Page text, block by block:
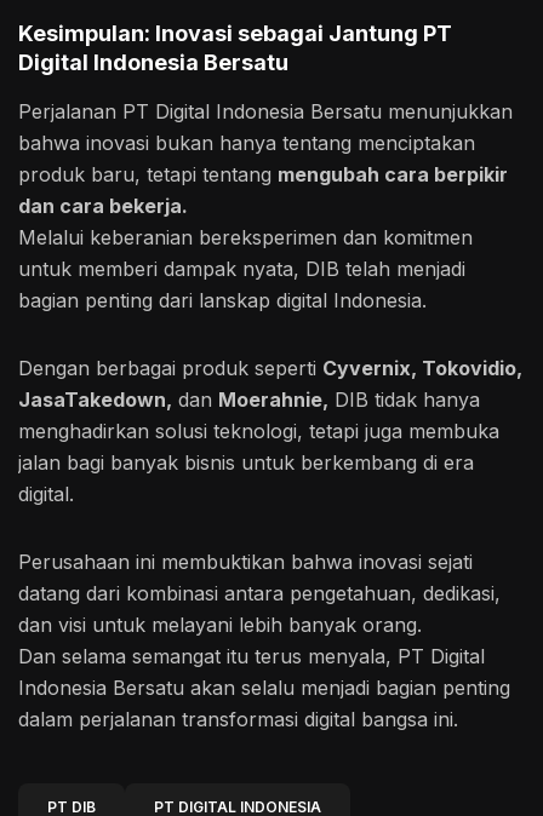
Kesimpulan: Inovasi sebagai Jantung PT
Digital Indonesia Bersatu
Perjalanan PT Digital Indonesia Bersatu menunjukkan
bahwa inovasi bukan hanya tentang menciptakan
produk baru, tetapi tentang mengubah cara berpikir
dan cara bekerja.
Melalui keberanian bereksperimen dan komitmen
untuk memberi dampak nyata, DIB telah menjadi
bagian penting dari lanskap digital Indonesia.
Dengan berbagai produk seperti Cyvernix, Tokovidio,
JasaTakedown, dan Moerahnie, DIB tidak hanya
menghadirkan solusi teknologi, tetapi juga membuka
jalan bagi banyak bisnis untuk berkembang di era
digital.
Perusahaan ini membuktikan bahwa inovasi sejati
datang dari kombinasi antara pengetahuan, dedikasi,
dan visi untuk melayani lebih banyak orang.
Dan selama semangat itu terus menyala, PT Digital
Indonesia Bersatu akan selalu menjadi bagian penting
dalam perjalanan transformasi digital bangsa ini.
PT DIB PT DIGITAL INDONESIA